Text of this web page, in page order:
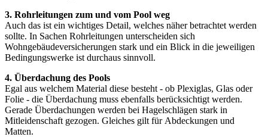
3. Rohrleitungen zum und vom Pool weg
Auch das ist ein wichtiges Detail, welches näher betrachtet werden
sollte. In Sachen Rohrleitungen unterscheiden sich
Wohngebäudeversicherungen stark und ein Blick in die jeweiligen
Bedingungswerke ist durchaus sinnvoll.
4. Überdachung des Pools
Egal aus welchem Material diese besteht - ob Plexiglas, Glas oder
Folie - die Überdachung muss ebenfalls berücksichtigt werden.
Gerade Überdachungen werden bei Hagelschlägen stark in
Mitleidenschaft gezogen. Gleiches gilt für Abdeckungen und
Matten.